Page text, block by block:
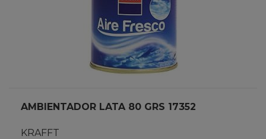
AMBIENTADOR LATA 80 GRS 17352
KRAFFT